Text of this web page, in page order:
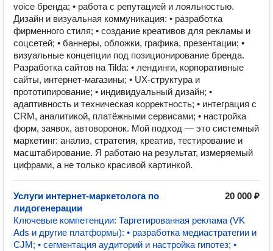
voice бренда; • работа с репутацией и лояльностью.
Дизайн и визуальная коммуникация: • разработка
фирменного стиля; • создание креативов для рекламы и
соцсетей; • баннеры, обложки, графика, презентации; •
визуальные концепции под позиционирование бренда.
Разработка сайтов на Tilda: • лендинги, корпоративные
сайты, интернет-магазины; • UX-структура и
прототипирование; • индивидуальный дизайн; •
адаптивность и техническая корректность; • интеграция с
CRM, аналитикой, платёжными сервисами; • настройка
форм, заявок, автоворонок. Мой подход — это системный
маркетинг: анализ, стратегия, креатив, тестирование и
масштабирование. Я работаю на результат, измеряемый
цифрами, а не только красивой картинкой.
Услуги интернет-маркетолога по
лидогенерации
20 000 ₽
Ключевые компетенции: Таргетированная реклама (VK
Ads и другие платформы): • разработка медиастратегии и
CJM; • сегментация аудиторий и настройка гипотез; •